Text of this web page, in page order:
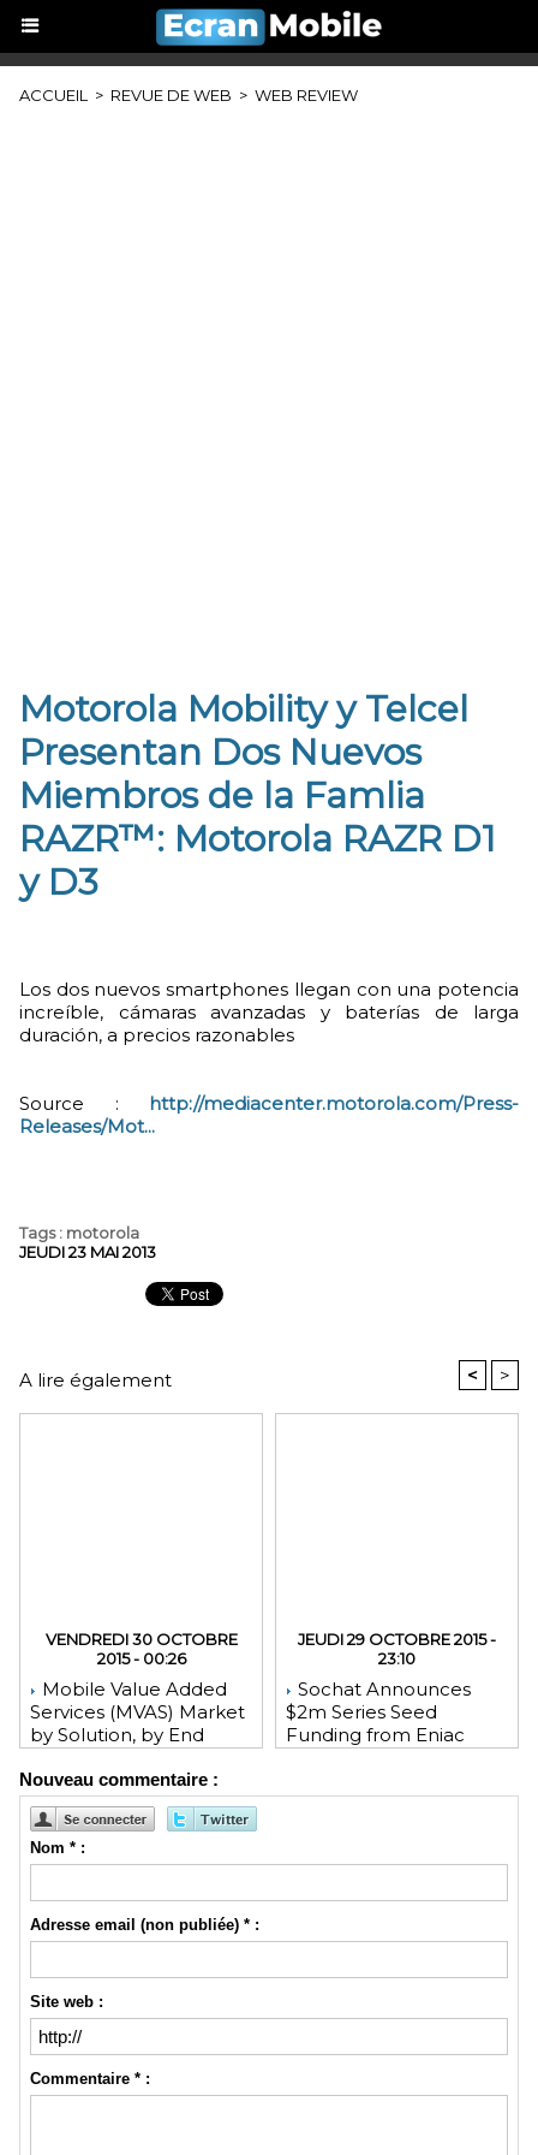
ACCUEIL > REVUE DE WEB > WEB REVIEW
Motorola Mobility y Telcel
Presentan Dos Nuevos
Miembros de la Famlia
RAZR™: Motorola RAZR D1
y D3
Los dos nuevos smartphones llegan con una potencia
increíble, cámaras avanzadas y baterías de larga
duración, a precios razonables
Source : http://mediacenter.motorola.com/Press-
Releases/Mot...
Tags: motorola
JEUDI 23 MAI 2013
A lire également < >
VENDREDI 30 OCTOBRE
2015 - 00:26
Mobile Value Added
Services (MVAS) Market
by Solution, by End
Geography - Global
Forecast and Analysis to
2020 - Reportlinker
Review
JEUDI 29 OCTOBRE 2015 -
23:10
Sochat Announces
$2m Series Seed
Funding from Eniac
Zhang
Nouveau commentaire :
Nom * :
Adresse email (non publiée) * :
Site web :
Commentaire * :